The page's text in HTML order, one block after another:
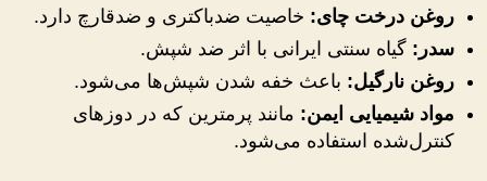
روغن درخت چای: خاصیت ضدباکتری و ضدقارچ دارد.
سدر: گیاه سنتی ایرانی با اثر ضد شپش.
روغن نارگیل: باعث خفه شدن شپش‌ها می‌شود.
مواد شیمیایی ایمن: مانند پرمترین که در دوزهای
کنترل‌شده استفاده می‌شود.